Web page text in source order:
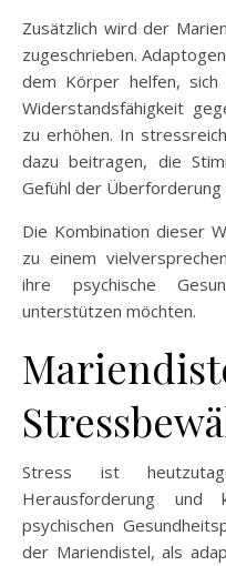
Zusätzlich wird der
zugeschrieben.
dem Körper helfen,
Widerstandsfähigkeit
zu erhöhen. In
dazu beitragen, die
Gefühl der Überforderung
Die Kombination dieser
zu einem
ihre psychische
unterstützen möchten.
Stress ist
Herausforderung
psychischen
der Mariendistel, als